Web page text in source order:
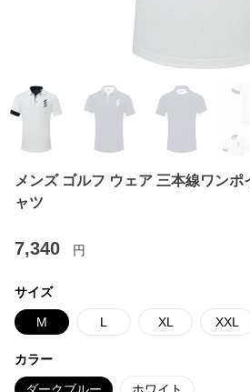
メンズ ゴルフ ウェア 三本線ワン
ャツ
7,340 円
サイズ
M L XL XXL
カラー